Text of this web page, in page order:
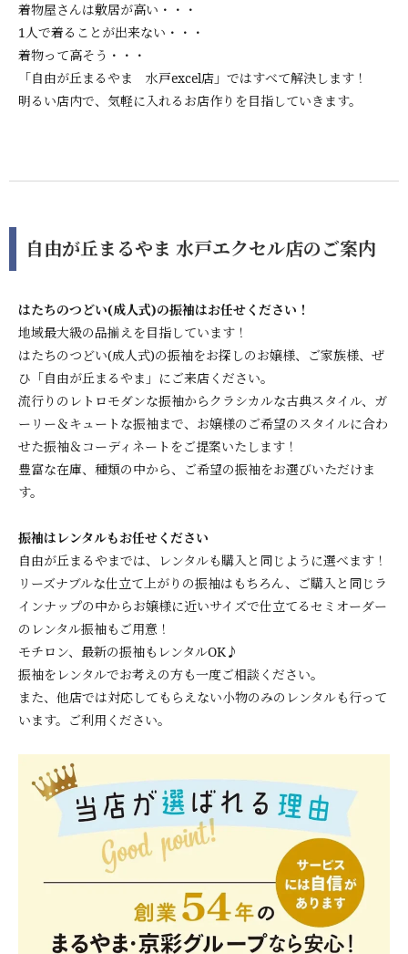
着物屋さんは敷居が高い・・・
1人で着ることが出来ない・・・
着物って高そう・・・
「自由が丘まるやま 水戸excel店」ではすべて解決します！
明るい店内で、気軽に入れるお店作りを目指していきます。
自由が丘まるやま 水戸エクセル店のご案内
はたちのつどい(成人式)の振袖はお任せください！
地域最大級の品揃えを目指しています！
はたちのつどい(成人式)の振袖をお探しのお嬢様、ご家族様、ぜ
ひ「自由が丘まるやま」にご来店ください。
流行りのレトロモダンな振袖からクラシカルな古典スタイル、ガ
ーリー＆キュートな振袖まで、お嬢様のご希望のスタイルに合わ
せた振袖＆コーディネートをご提案いたします！
豊富な在庫、種類の中から、ご希望の振袖をお選びいただけま
す。
振袖はレンタルもお任せください
自由が丘まるやまでは、レンタルも購入と同じように選べます！
リーズナブルな仕立て上がりの振袖はもちろん、ご購入と同じラ
インナップの中からお嬢様に近いサイズで仕立てるセミオーダー
のレンタル振袖もご用意！
モチロン、最新の振袖もレンタルOK♪
振袖をレンタルでお考えの方も一度ご相談ください。
また、他店では対応してもらえない小物のみのレンタルも行って
います。ご利用ください。